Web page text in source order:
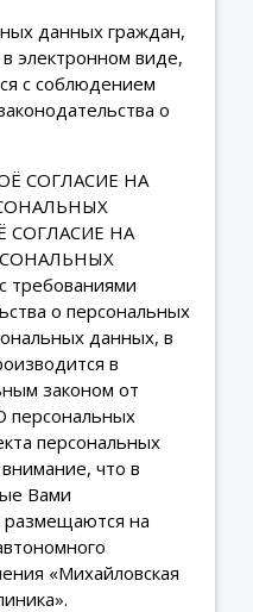
данных граждан,
электронном виде,
с соблюдением
о
СОГЛАСИЕ НА
СОГЛАСИЕ НА
требованиями
о персональных
данных, в
в
законом от
персональных
персональных
что в
Вами
на
«Михайловская